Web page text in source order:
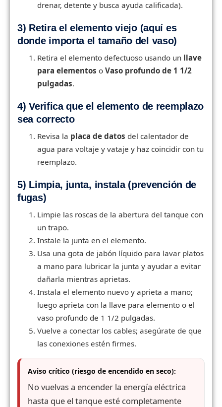
drenar, detente y busca ayuda calificada).
3) Retira el elemento viejo (aquí es
donde importa el tamaño del vaso)
Retira el elemento defectuoso usando un llave
para elementos o Vaso profundo de 1 1/2
pulgadas.
4) Verifica que el elemento de reemplazo
sea correcto
Revisa la placa de datos del calentador de
agua para voltaje y vataje y haz coincidir con tu
reemplazo.
5) Limpia, junta, instala (prevención de
fugas)
Limpie las roscas de la abertura del tanque con
un trapo.
Instale la junta en el elemento.
Usa una gota de jabón líquido para lavar platos
a mano para lubricar la junta y ayudar a evitar
dañarla mientras aprietas.
Instala el elemento nuevo y aprieta a mano;
luego aprieta con la llave para elemento o el
vaso profundo de 1 1/2 pulgadas.
Vuelve a conectar los cables; asegúrate de que
las conexiones estén firmes.
Aviso crítico (riesgo de encendido en seco):
No vuelvas a encender la energía eléctrica
hasta que el tanque esté completamente